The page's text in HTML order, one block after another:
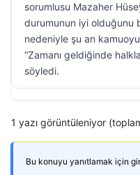
sorumlusu Mazaher
durumunun iyi olduğunu
nedeniyle şu an kamuoyu
“Zamanı geldiğinde
söyledi.
1 yazı görüntüleniyor
Bu konuyu yanıtlamak için